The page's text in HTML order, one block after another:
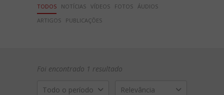
TODOS NOTÍCIAS VÍDEOS FOTOS ÁUDIOS
ARTIGOS
PUBLICAÇÕES
Foi encontrado 1 resultado
Todo o período Relevância